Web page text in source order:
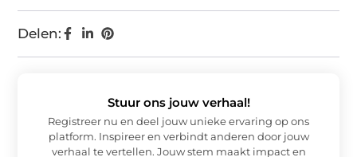
Delen:
Stuur ons jouw verhaal!
Registreer nu en deel jouw unieke ervaring op ons
platform. Inspireer en verbindt anderen door jouw
verhaal te vertellen. Jouw stem maakt impact en